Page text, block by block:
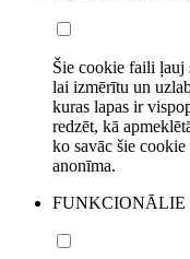
Šie cookie faili ļauj
lai izmērītu un
kuras lapas ir
redzēt, kā
ko savāc šie
anonīma.
FUNKCIONĀLIE